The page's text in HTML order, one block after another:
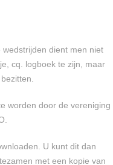
dient men niet
cq. logboek te zijn, maar
worden door de vereniging
U kunt dit dan
met een kopie van